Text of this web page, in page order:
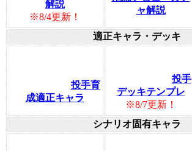
解説
※8/4更新！
ャ解説
適正キャラ・デッキ
投手育
成適正キャラ
投手
デッキテンプレ
※8/7更新！
シナリオ固有キャラ